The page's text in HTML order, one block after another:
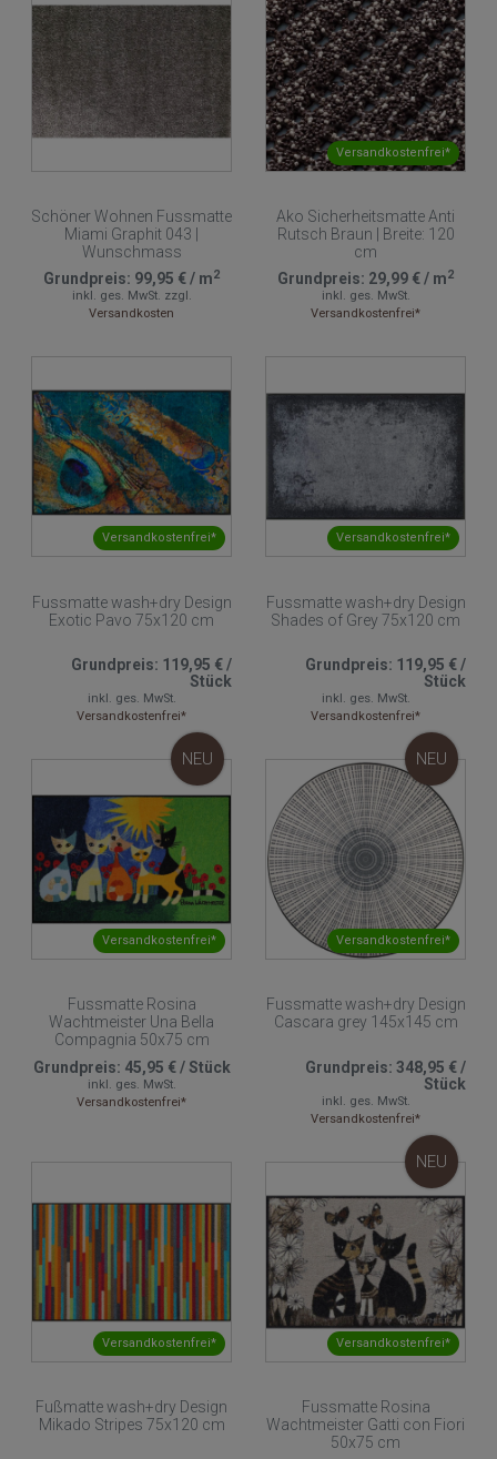
Schöner Wohnen Fussmatte
Miami Graphit 043 |
Wunschmass
Grundpreis: 99,95 €/ m2
inkl. ges. MwSt. zzgl.
Versandkosten
Versandkostenfrei*
Ako Sicherheitsmatte Anti
Rutsch Braun | Breite: 120
cm
Grundpreis: 29,99 €/ m2
inkl. ges. MwSt.
Versandkostenfrei*
Versandkostenfrei*
Fussmatte wash+dry Design
Exotic Pavo 75x120 cm
Grundpreis: 119,95 €/
Stück
inkl. ges. MwSt.
Versandkostenfrei*
Versandkostenfrei*
Fussmatte wash+dry Design
Shades of Grey 75x120 cm
Grundpreis: 119,95 €/
Stück
inkl. ges. MwSt.
Versandkostenfrei*
Versandkostenfrei*
NEU
Fussmatte Rosina
Wachtmeister Una Bella
Compagnia 50x75 cm
Grundpreis: 45,95 €/Stück
inkl. ges. MwSt.
Versandkostenfrei*
Versandkostenfrei*
NEU
Fussmatte wash+dry Design
Cascara grey 145x145 cm
Grundpreis: 348,95 €/
Stück
inkl. ges. MwSt.
Versandkostenfrei*
Versandkostenfrei*
Fußmatte wash+dry Design
Mikado Stripes 75x120 cm
Versandkostenfrei*
NEU
Fussmatte Rosina
Wachtmeister Gatti con Fiori
50x75 cm